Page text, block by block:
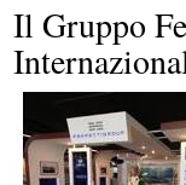
Il Gruppo